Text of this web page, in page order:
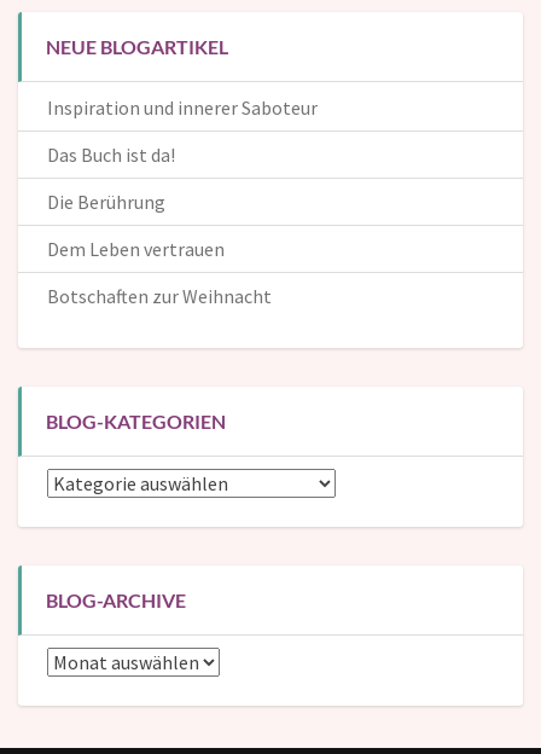
NEUE BLOGARTIKEL
Inspiration und innerer Saboteur
Das Buch ist da!
Die Berührung
Dem Leben vertrauen
Botschaften zur Weihnacht
BLOG-KATEGORIEN
Blog-
BLOG-ARCHIVE
Blog-